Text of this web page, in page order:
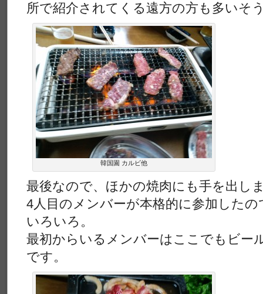
所で紹介されてくる遠方の方も多いそ
韓国園 カルビ他
最後なので、ほかの焼肉にも手を出し
4人目のメンバーが本格的に参加した
いろいろ。
最初からいるメンバーはここでもビー
です。